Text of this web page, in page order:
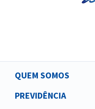
Main
navigation
QUEM SOMOS
PREVIDÊNCIA